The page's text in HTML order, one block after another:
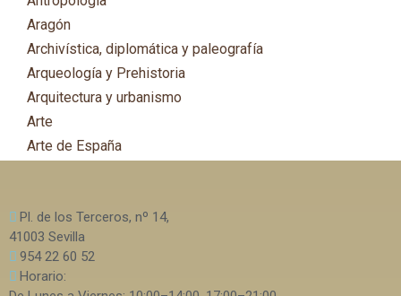
Aragón
Archivística, diplomática y paleografía
Arqueología y Prehistoria
Arquitectura y urbanismo
Arte
Arte de España
Asturias
Automovilismo, ciclismo y Motociclismo
Aviación y Aeronáutica
Pl. de los Terceros, nº 14,
41003 Sevilla
954 22 60 52
Horario: